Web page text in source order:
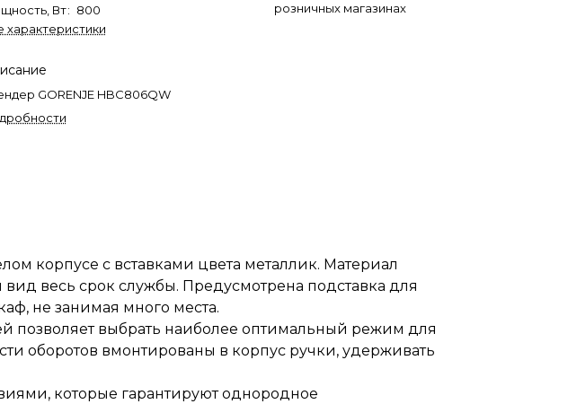
Вт: 800
характеристики
GORENJE HBC806QW
розничных магазинах
корпусе с вставками цвета металлик. Материал
весь срок службы. Предусмотрена подставка для
не занимая много места.
позволяет выбрать наиболее оптимальный режим для
оборотов вмонтированы в корпус ручки, удерживать
которые гарантируют однородное